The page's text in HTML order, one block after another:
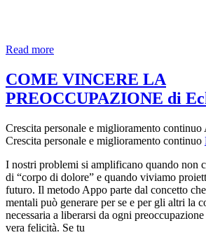
Read moreIL
DI
ADESSO
Audiolibro
Eckhart
Tolle
COME VINCERE LA
PREOCCUPAZIONE di
Crescita personale e miglioramento continuo
Crescita personale e miglioramento continuo
I nostri problemi si amplificano quando non
di “corpo di dolore” e quando viviamo
futuro. Il metodo Appo parte dal concetto
mentali può generare per se e per gli altri la
necessaria a liberarsi da ogni
vera felicità. Se tu